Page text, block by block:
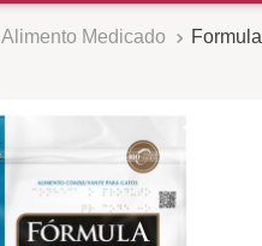
Alimento Medicado